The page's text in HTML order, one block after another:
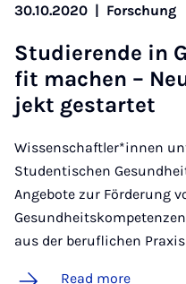
30.10.2020 | Forschung
Stud­i­er­ende in
fit machen –
jekt ge­star­tet
Wissenschaftler*innen
Studentischen
Angebote zur Förderung
aus der beruflichen
Read more